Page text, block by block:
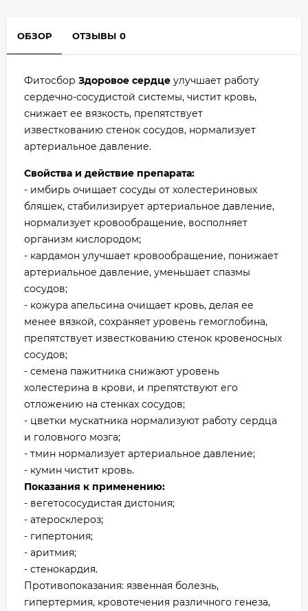
ОБЗОР ОТЗЫВЫ 0
Фитосбор Здоровое сердце улучшает работу
сердечно-сосудистой системы, чистит кровь,
снижает ее вязкость, препятствует
известкованию стенок сосудов, нормализует
артериальное давление.
Свойства и действие препарата:
- имбирь очищает сосуды от холестериновых
бляшек, стабилизирует артериальное давление,
нормализует кровообращение, восполняет
организм кислородом;
- кардамон улучшает кровообращение, понижает
артериальное давление, уменьшает спазмы
сосудов;
- кожура апельсина очищает кровь, делая ее
менее вязкой, сохраняет уровень гемоглобина,
препятствует известкованию стенок кровеносных
сосудов;
- семена пажитника снижают уровень
холестерина в крови, и препятствуют его
отложению на стенках сосудов;
- цветки мускатника нормализуют работу сердца
и головного мозга;
- тмин нормализует артериальное давление;
- кумин чистит кровь.
Показания к применению:
- вегетососудистая дистония;
- атеросклероз;
- гипертония;
- аритмия;
- стенокардия.
Противопоказания: язвенная болезнь,
гипертермия, кровотечения различного генеза,